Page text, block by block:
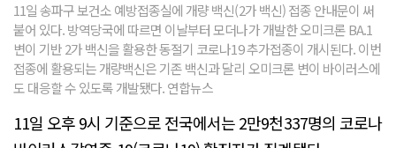
11일 송파구 보건소 예방접종실에 개량 백신(2가 백신) 접종 안내문이 써
붙어 있다. 방역당국에 따르면 이날부터 모더나가 개발한 오미크론 BA.1
변이 기반 2가 백신을 활용한 동절기 코로나19 추가접종이 개시된다. 이번
접종에 활용되는 개량백신은 기존 백신과 달리 오미크론 변이 바이러스에
도 대응할 수 있도록 개발됐다. 연합뉴스
11일 오후 9시 기준으로 전국에서는 2만9천337명의 코로나